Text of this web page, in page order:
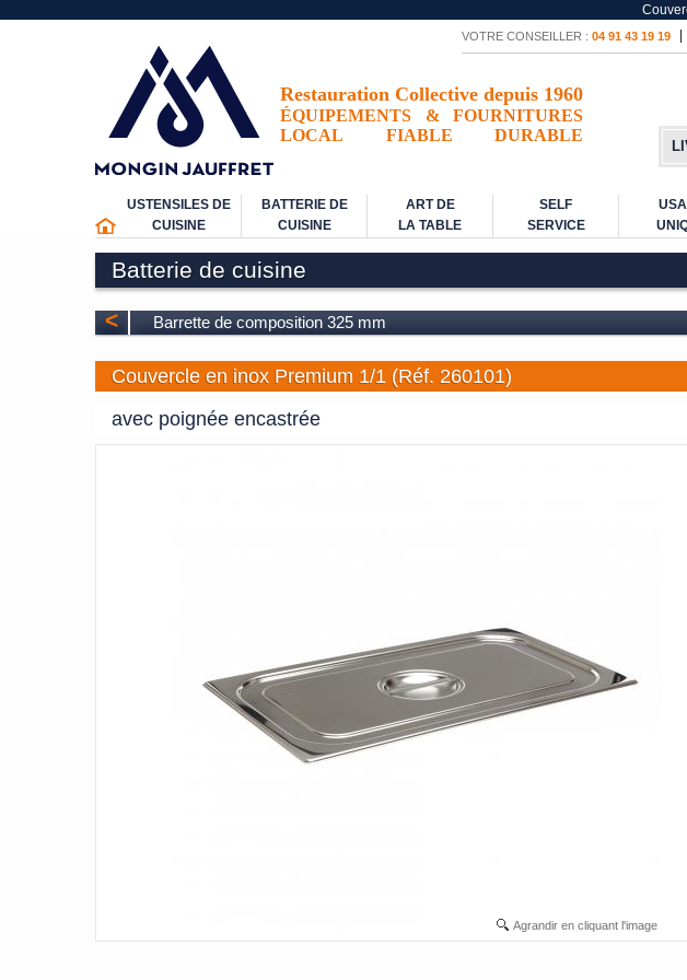
VOTRE CONSEILLER : 04 91 43 19 19
Restauration Collective depuis 1960
ÉQUIPEMENTS &
FOURNITURES
LOCAL
FIABLE DURABLE
USTENSILES DE
CUISINE
BATTERIE DE
CUISINE
ART DE
LA TABLE
SELF
SERVICE
Batterie de cuisine
<
Barrette de composition 325 mm
Couvercle en inox Premium 1/1 (Réf. 260101)
avec poignée encastrée
Agrandir en cliquant l'image